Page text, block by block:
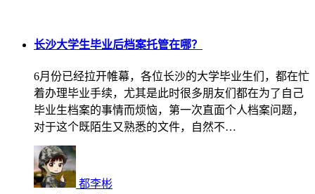
长沙大学生毕业后档案托管在哪？
6月份已经拉开帷幕，各位长沙的大学毕业生们，都在忙
着办理毕业手续，尤其是此时很多朋友们都在为了自己
毕业生档案的事情而烦恼，第一次直面个人档案问题，
对于这个既陌生又熟悉的文件，自然不…
都李彬